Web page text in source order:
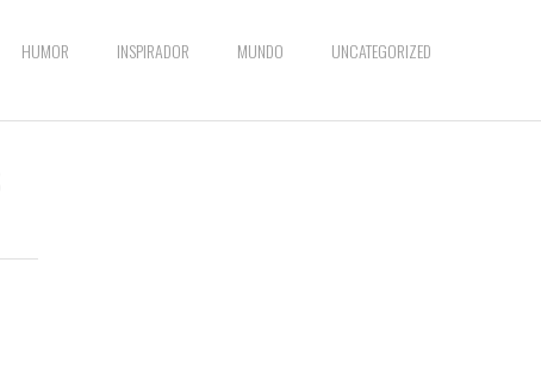
HUMOR INSPIRADOR MUNDO UNCATEGORIZED